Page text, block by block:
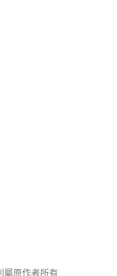
屬原作者所有